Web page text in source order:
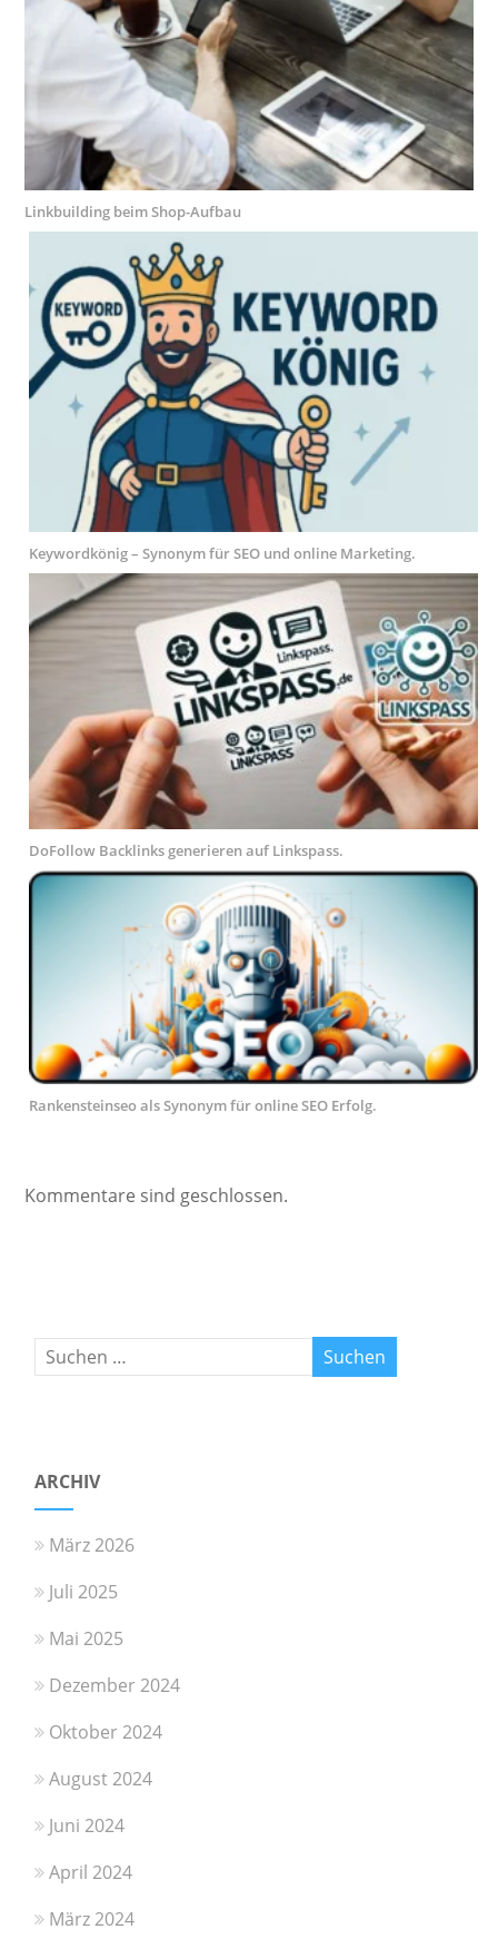
Linkbuilding beim Shop-Aufbau
Keywordkönig – Synonym für SEO und online Marketing.
DoFollow Backlinks generieren auf Linkspass.
Rankensteinseo als Synonym für online SEO Erfolg.
Kommentare sind geschlossen.
ARCHIV
März 2026
Juli 2025
Mai 2025
Dezember 2024
Oktober 2024
August 2024
Juni 2024
April 2024
März 2024